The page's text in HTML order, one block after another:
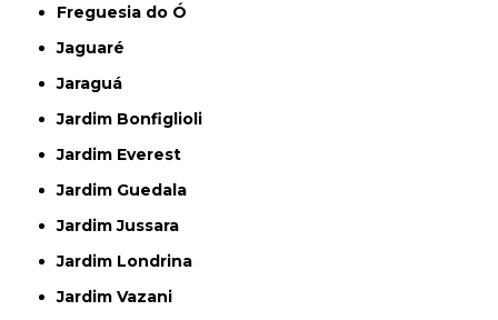
Freguesia do Ó
Jaguaré
Jaraguá
Jardim Bonfiglioli
Jardim Everest
Jardim Guedala
Jardim Jussara
Jardim Londrina
Jardim Vazani